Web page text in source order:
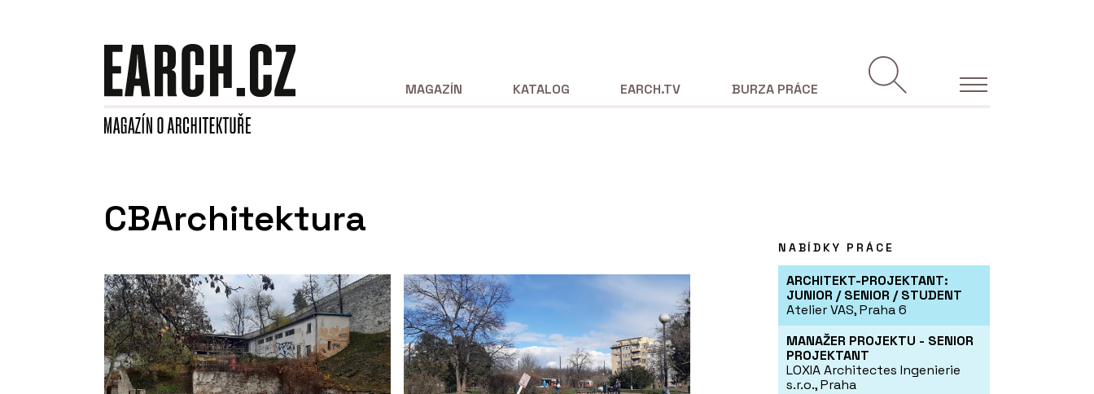
MAGAZÍN KATALOG EARCH.TV BURZA PRÁCE
CBArchitektura
NABÍDKY PRÁCE
ARCHITEKT-PROJEKTANT:
JUNIOR / SENIOR / STUDENT
Atelier VAS, Praha 6
MANAŽER PROJEKTU - SENIOR
PROJEKTANT
LOXIA Architectes Ingenierie
s.r.o., Praha